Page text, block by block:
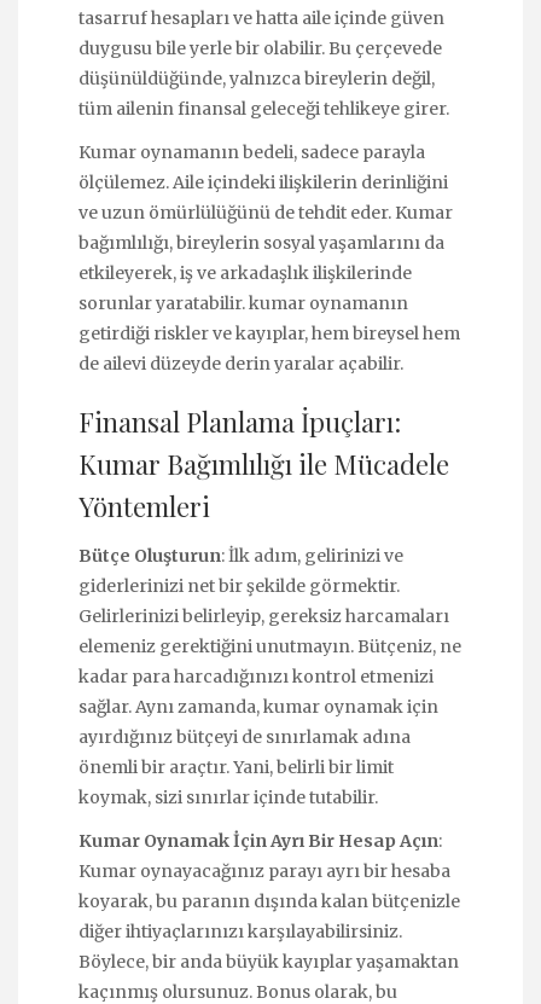
tasarruf hesapları ve hatta aile içinde güven
duygusu bile yerle bir olabilir. Bu çerçevede
düşünüldüğünde, yalnızca bireylerin değil,
tüm ailenin finansal geleceği tehlikeye girer.
Kumar oynamanın bedeli, sadece parayla
ölçülemez. Aile içindeki ilişkilerin derinliğini
ve uzun ömürlülüğünü de tehdit eder. Kumar
bağımlılığı, bireylerin sosyal yaşamlarını da
etkileyerek, iş ve arkadaşlık ilişkilerinde
sorunlar yaratabilir. kumar oynamanın
getirdiği riskler ve kayıplar, hem bireysel hem
de ailevi düzeyde derin yaralar açabilir.
Finansal Planlama İpuçları:
Kumar Bağımlılığı ile Mücadele
Yöntemleri
Bütçe Oluşturun: İlk adım, gelirinizi ve
giderlerinizi net bir şekilde görmektir.
Gelirlerinizi belirleyip, gereksiz harcamaları
elemeniz gerektiğini unutmayın. Bütçeniz, ne
kadar para harcadığınızı kontrol etmenizi
sağlar. Aynı zamanda, kumar oynamak için
ayırdığınız bütçeyi de sınırlamak adına
önemli bir araçtır. Yani, belirli bir limit
koymak, sizi sınırlar içinde tutabilir.
Kumar Oynamak İçin Ayrı Bir Hesap Açın:
Kumar oynayacağınız parayı ayrı bir hesaba
koyarak, bu paranın dışında kalan bütçenizle
diğer ihtiyaçlarınızı karşılayabilirsiniz.
Böylece, bir anda büyük kayıplar yaşamaktan
kaçınmış olursunuz. Bonus olarak, bu